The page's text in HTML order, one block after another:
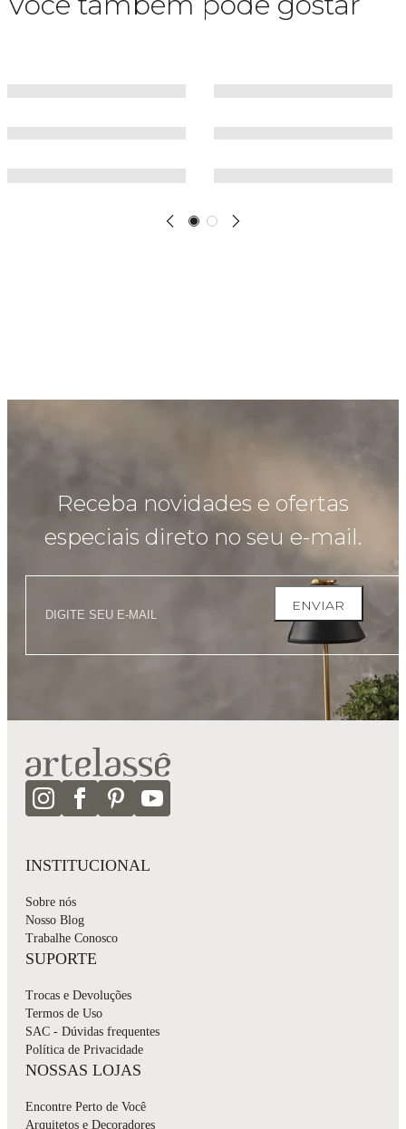
Receba novidades e ofertas
especiais direto no seu e-mail.
ENVIAR
INSTITUCIONAL
Sobre nós
Nosso Blog
Trabalhe Conosco
SUPORTE
Trocas e Devoluções
Termos de Uso
SAC - Dúvidas frequentes
Política de Privacidade
NOSSAS LOJAS
Encontre Perto de Você
Arquitetos e Decoradores